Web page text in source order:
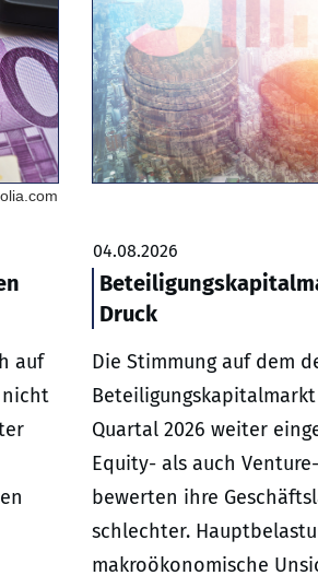
auf
nicht
04.08.2026
Druck
Die Stimmung auf dem
Quartal 2026 weiter
Equity- als auch
bewerten ihre
schlechter.
makroökonomische